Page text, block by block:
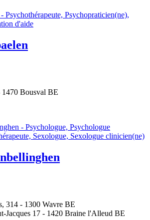
Bousval BE
314 - 1300 Wavre BE
Jacques 17 - 1420 Braine l'Alleud BE